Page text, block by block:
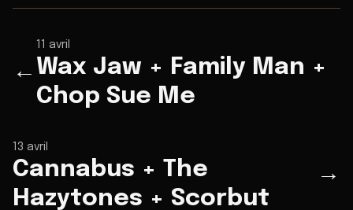
←
11 avril
Wax Jaw + Family Man +
Chop Sue Me
13 avril
Cannabus + The
Hazytones + Scorbut
→